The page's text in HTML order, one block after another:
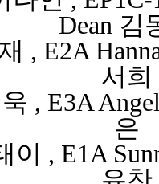
Dean 김
, E2A
서희
, E3A
은
이 , E1A